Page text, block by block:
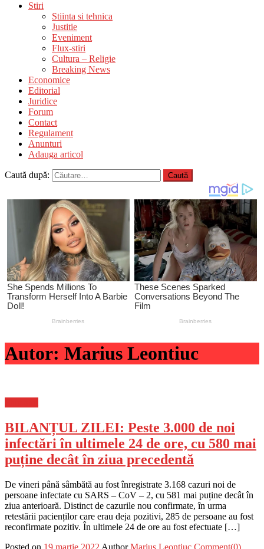
Stiri
Stiinta si tehnica
Justitie
Eveniment
Flux-stiri
Cultura – Religie
Breaking News
Economice
Editorial
Juridice
Forum
Contact
Regulament
Anunturi
Adauga articol
Caută după:
Autor: Marius Leontiuc
BILANȚUL ZILEI: Peste 3.000 de noi
infectări în ultimele 24 de ore, cu 580 mai
puține decât în ziua precedentă
De vineri până sâmbătă au fost înregistrate 3.168 cazuri noi de
persoane infectate cu SARS – CoV – 2, cu 581 mai puține decât în
ziua anterioară. Distinct de cazurile nou confirmate, în urma
retestării pacienților care erau deja pozitivi, 285 de persoane au fost
reconfirmate pozitiv. În ultimele 24 de ore au fost efectuate […]
Posted on 19 martie 2022 Author Marius Leontiuc Comment(0)